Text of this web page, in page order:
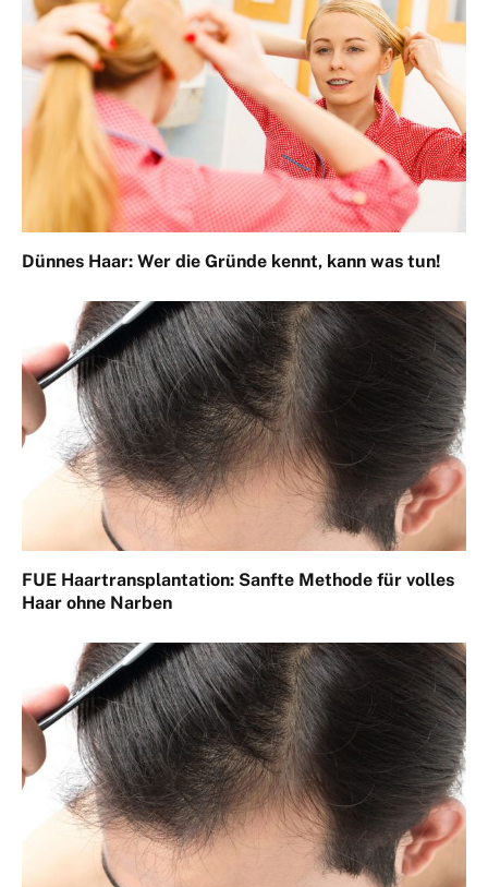
Dünnes Haar: Wer die Gründe kennt, kann was tun!
FUE Haartransplantation: Sanfte Methode für volles
Haar ohne Narben